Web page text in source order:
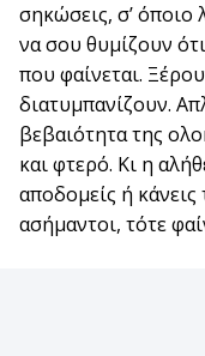
σηκώσεις, σ’ όποιο
να σου θυμίζουν
που φαίνεται.
διατυμπανίζουν.
βεβαιότητα της
και φτερό. Κι η
αποδομείς ή
ασήμαντοι, τότε